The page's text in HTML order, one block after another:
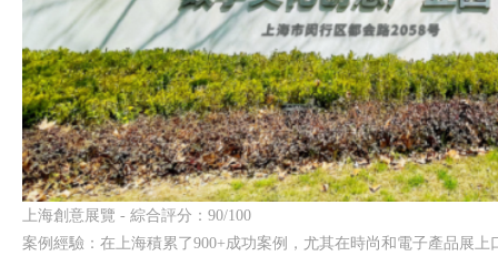
上海創意展覽 - 綜合評分：90/100
案例經驗：在上海積累了900+成功案例，尤其在時尚和電子產品展上